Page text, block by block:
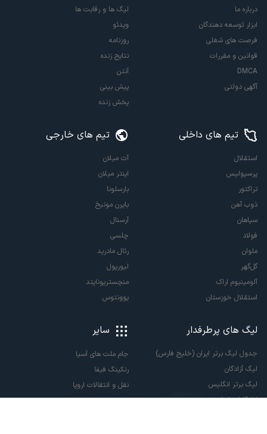
درباره ما
ابزار توسعه دهندگان
فرصت های شغلی
قوانین و مقررات
DMCA
آگهی دولتی
لیگ ها و رقابت ها
ویدئو
روزنامه
نتایج زنده
آنتن
پیش بینی
پخش زنده
تیم های داخلی
استقلال
پرسپولیس
تراکتور
ذوب آهن
سپاهان
فولاد
ملوان
گل‌گهر
آلومینیوم اراک
استقلال خوزستان
تیم های خارجی
آث میلان
اینتر میلان
بارسلونا
بایرن مونیخ
آرسنال
چلسی
رئال مادرید
لیورپول
منچستریونایتد
یوونتوس
لیگ های پرطرفدار
جدول لیگ برتر ایران (خلیج فارس)
لیگ آزادگان
لیگ برتر انگلیس
لالیگا اسپانیا
سایر
جام ملت های آسیا
رنکینگ فیفا
نقل و انتقالات اروپا
نقل و انتقالات ایران